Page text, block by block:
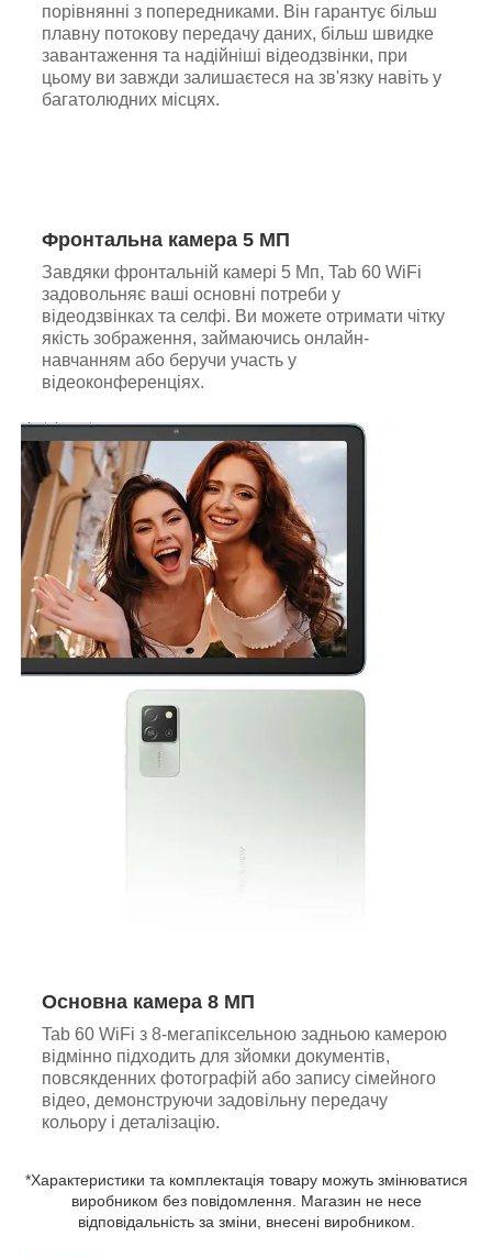
порівнянні з попередниками. Він гарантує більш
плавну потокову передачу даних, більш швидке
завантаження та надійніші відеодзвінки, при
цьому ви завжди залишаєтеся на зв'язку навіть у
багатолюдних місцях.
Фронтальна камера 5 МП
Завдяки фронтальній камері 5 Мп, Tab 60 WiFi
задовольняє ваші основні потреби у
відеодзвінках та селфі. Ви можете отримати чітку
якість зображення, займаючись онлайн-
навчанням або беручи участь у
відеоконференціях.
Основна камера 8 МП
Tab 60 WiFi з 8-мегапіксельною задньою камерою
відмінно підходить для зйомки документів,
повсякденних фотографій або запису сімейного
відео, демонструючи задовільну передачу
кольору і деталізацію.
*Характеристики та комплектація товару можуть змінюватися
виробником без повідомлення. Магазин не несе
відповідальність за зміни, внесені виробником.